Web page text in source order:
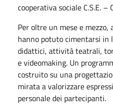
cooperativa sociale C.S.E.
Per oltre un mese e
hanno potuto cimentarsi in
didattici, attività teatrali,
e videomaking. Un
costruito su una
mirata a valorizzare
personale dei partecipanti.